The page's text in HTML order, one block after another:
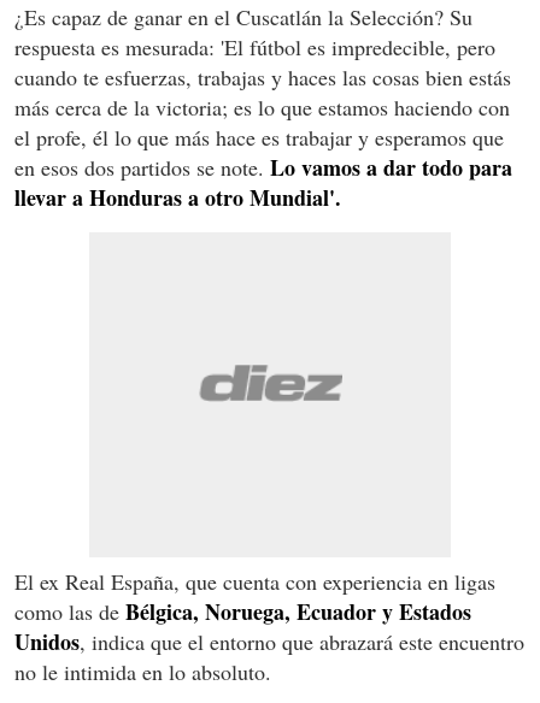
¿Es capaz de ganar en el Cuscatlán la Selección? Su
respuesta es mesurada: 'El fútbol es impredecible, pero
cuando te esfuerzas, trabajas y haces las cosas bien estás
más cerca de la victoria; es lo que estamos haciendo con
el profe, él lo que más hace es trabajar y esperamos que
en esos dos partidos se note. Lo vamos a dar todo para
llevar a Honduras a otro Mundial'.
El ex Real España, que cuenta con experiencia en ligas
como las de Bélgica, Noruega, Ecuador y Estados
Unidos, indica que el entorno que abrazará este encuentro
no le intimida en lo absoluto.